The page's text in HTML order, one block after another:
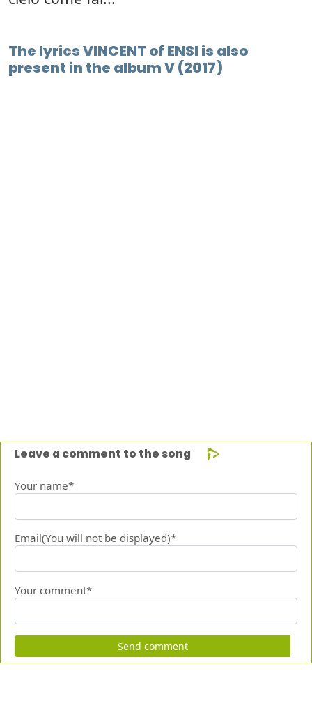
The lyrics VINCENT of ENSI is also
present in the album V (2017)
Leave a comment to the song
Your name*
Email(You will not be displayed)*
Your comment*
Send comment